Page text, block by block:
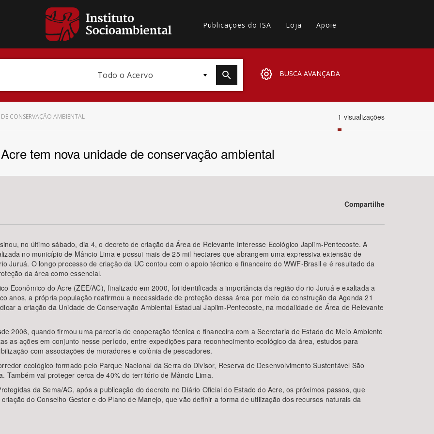
Publicações do ISA Loja Apoie
Todo o Acervo BUSCA AVANÇADA
Área Protegida
CONSERVAÇÃO AMBIENTAL 1 visualizações
tem nova unidade de conservação ambiental
Compartilhe
no último sábado, dia 4, o decreto de criação da Área de Relevante Interesse Ecológico Japiim-Pentecoste. A
no município de Mâncio Lima e possui mais de 25 mil hectares que abrangem uma expressiva extensão de
Juruá. O longo processo de criação da UC contou com o apoio técnico e financeiro do WWF-Brasil e é resultado da
da área como essencial.
Econômico do Acre (ZEE/AC), finalizado em 2000, foi identificada a importância da região do rio Juruá e exaltada a
anos, a própria população reafirmou a necessidade de proteção dessa área por meio da construção da Agenda 21
a criação da Unidade de Conservação Ambiental Estadual Japiim-Pentecoste, na modalidade de Área de Relevante
2006, quando firmou uma parceria de cooperação técnica e financeira com a Secretaria de Estado de Meio Ambiente
as ações em conjunto nesse período, entre expedições para reconhecimento ecológico da área, estudos para
com associações de moradores e colônia de pescadores.
ecológico formado pelo Parque Nacional da Serra do Divisor, Reserva de Desenvolvimento Sustentável São
Também vai proteger cerca de 40% do território de Mâncio Lima.
da Sema/AC, após a publicação do decreto no Diário Oficial do Estado do Acre, os próximos passos, que
do Conselho Gestor e do Plano de Manejo, que vão definir a forma de utilização dos recursos naturais da